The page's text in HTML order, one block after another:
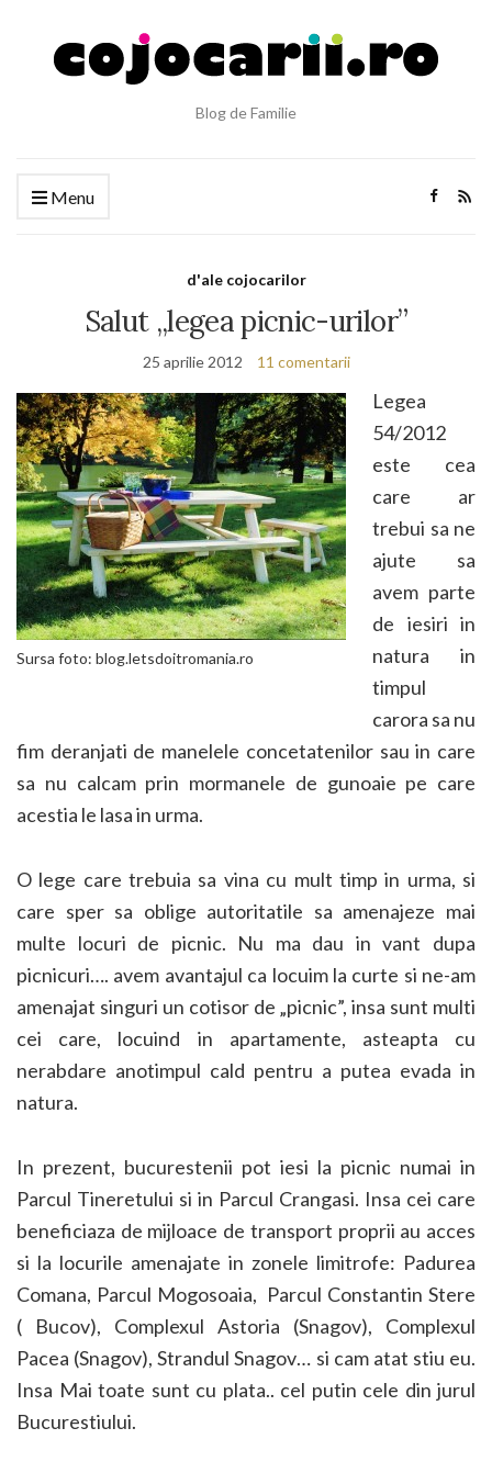
Blog de Familie
Menu
d'ale cojocarilor
Salut „legea picnic-urilor”
25 aprilie 2012 11 comentarii
Sursa foto: blog.letsdoitromania.ro
Legea
54/2012
este cea
care ar
trebui sa ne
ajute sa
avem parte
de iesiri in
natura in
timpul
carora sa nu
fim deranjati de manelele concetatenilor sau in care
sa nu calcam prin mormanele de gunoaie pe care
acestia le lasa in urma.
O lege care trebuia sa vina cu mult timp in urma, si
care sper sa oblige autoritatile sa amenajeze mai
multe locuri de picnic. Nu ma dau in vant dupa
picnicuri…. avem avantajul ca locuim la curte si ne-am
amenajat singuri un cotisor de „picnic”, insa sunt multi
cei care, locuind in apartamente, asteapta cu
nerabdare anotimpul cald pentru a putea evada in
natura.
In prezent, bucurestenii pot iesi la picnic numai in
Parcul Tineretului si in Parcul Crangasi. Insa cei care
beneficiaza de mijloace de transport proprii au acces
si la locurile amenajate in zonele limitrofe: Padurea
Comana, Parcul Mogosoaia, Parcul Constantin Stere
( Bucov), Complexul Astoria (Snagov), Complexul
Pacea (Snagov), Strandul Snagov… si cam atat stiu eu.
Insa Mai toate sunt cu plata.. cel putin cele din jurul
Bucurestiului.